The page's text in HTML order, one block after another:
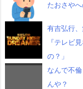
たおさや
有吉弘行
『テレビ
の？」
なんで不
んや？